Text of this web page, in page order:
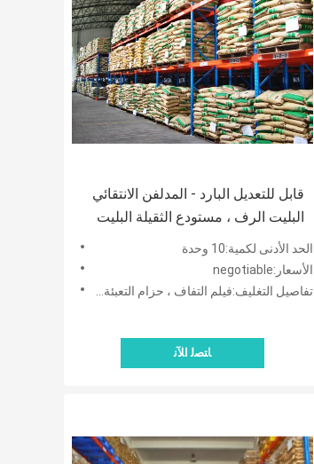
قابل للتعديل البارد - المدلفن الانتقائي
البليت الرف ، مستودع الثقيلة البليت
نظام الاجهاد
الحد الأدنى لكمية:10 وحدة
الأسعار:negotiable
تفاصيل التغليف:فيلم التفاف ، حزام التعبئة و شريط خشبي
ﺎﺘﺼﻟ ﺍﻶﻧ